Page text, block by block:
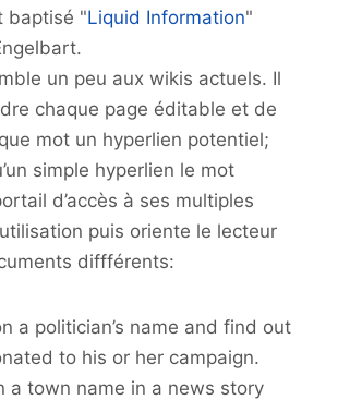
baptisé "Liquid Information"
un peu aux wikis actuels. Il
chaque page éditable et de
mot un hyperlien potentiel;
simple hyperlien le mot
d’accès à ses multiples
puis oriente le lecteur
diffférents:
a politician’s name and find out
to his or her campaign.
a town name in a news story